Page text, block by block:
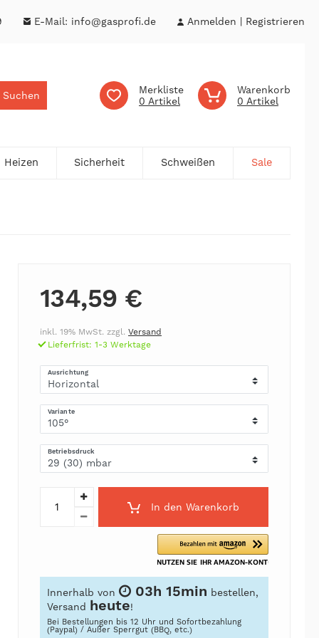
E-Mail: info@gasprofi.de Anmelden Registrieren
Merkliste
0
Warenkorb
0
Suchen
Heizen Sicherheit Schweißen Sale
134,59 €
Ausrichtung
Variante
Betriebsdruck
In den Warenkorb
inkl. 19% MwSt. zzgl. Versand
Lieferfrist: 1-3 Werktage
Innerhalb von 03h 15min bestellen,
Versand heute!
Bei Bestellungen bis 12 Uhr und Sofortbezahlung
(Paypal) / Außer Sperrgut (BBQ, etc.)